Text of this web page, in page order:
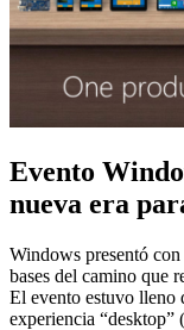
Evento
nueva era
Windows presentó
bases del camino que
El evento estuvo lleno
experiencia “desktop”